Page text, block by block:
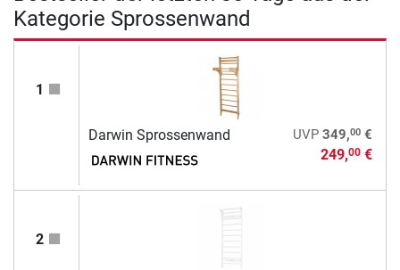
Kategorie Sprossenwand
1
Darwin Sprossenwand UVP 349,00€
249,00€
2